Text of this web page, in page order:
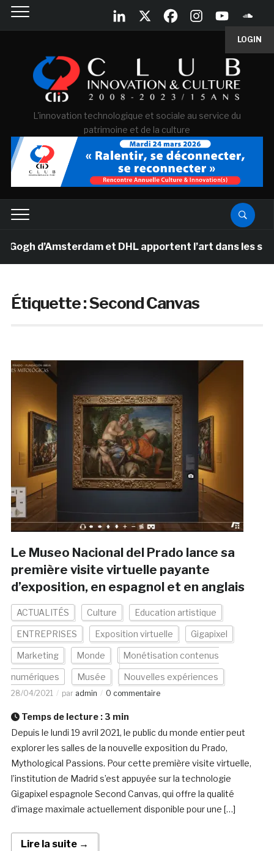
LOGIN
L'innovation technologique et sociale au service du
patrimoine et de la culture
d’Amsterdam et DHL apportent l’art dans les salles
Étiquette :Second Canvas
Le Museo Nacional del Prado lance sa
première visite virtuelle payante
d’exposition, en espagnol et en anglais
ACTUALITÉS Culture Education artistique
ENTREPRISES Exposition virtuelle Gigapixel
Marketing Monde Monétisation contenus
numériques Musée Nouvelles expériences
28/04/2021 par admin 0 commentaire
Temps de lecture : 3 min
Depuis le lundi 19 avril 2021, le public du monde entier peut
explorer les salles de la nouvelle exposition du Prado,
Mythological Passions. Pour cette première visite virtuelle,
l’institution de Madrid s’est appuyée sur la technologie
Gigapixel espagnole Second Canvas, qui offre la qualité
d’image maximale actuellement disponible pour une […]
Lire la suite →